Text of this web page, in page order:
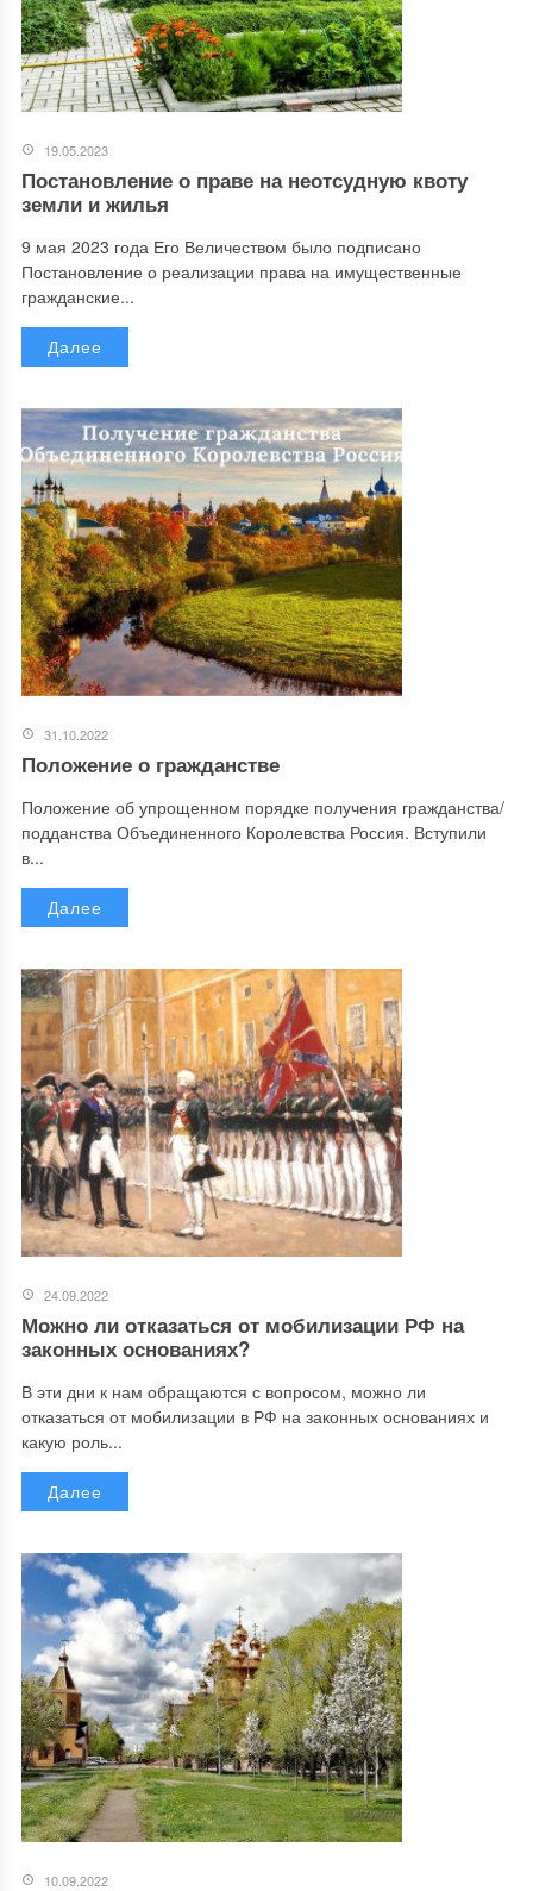
19.05.2023
Постановление о праве на неотсудную квоту
земли и жилья
9 мая 2023 года Его Величеством было подписано
Постановление о реализации права на имущественные
гражданские...
Далее
31.10.2022
Положение о гражданстве
Положение об упрощенном порядке получения гражданства/
подданства Объединенного Королевства Россия. Вступили
в...
Далее
24.09.2022
Можно ли отказаться от мобилизации РФ на
законных основаниях?
В эти дни к нам обращаются с вопросом, можно ли
отказаться от мобилизации в РФ на законных основаниях и
какую роль...
Далее
10.09.2022